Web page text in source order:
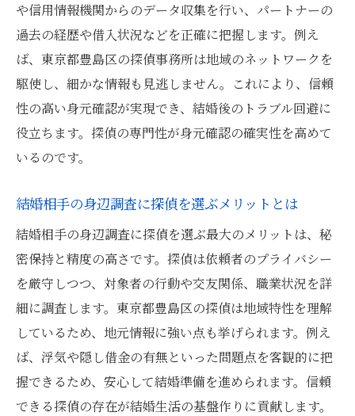
や信用情報機関からのデータ収集を行い、パートナーの
過去の経歴や借入状況などを正確に把握します。例え
ば、東京都豊島区の探偵事務所は地域のネットワークを
駆使し、細かな情報も見逃しません。これにより、信頼
性の高い身元確認が実現でき、結婚後のトラブル回避に
役立ちます。探偵の専門性が身元確認の確実性を高めて
いるのです。
結婚相手の身辺調査に探偵を選ぶメリットとは
結婚相手の身辺調査に探偵を選ぶ最大のメリットは、秘
密保持と精度の高さです。探偵は依頼者のプライバシー
を厳守しつつ、対象者の行動や交友関係、職業状況を詳
細に調査します。東京都豊島区の探偵は地域特性を理解
しているため、地元情報に強い点も挙げられます。例え
ば、浮気や隠し借金の有無といった問題点を客観的に把
握できるため、安心して結婚準備を進められます。信頼
できる探偵の存在が結婚生活の基盤作りに貢献します。